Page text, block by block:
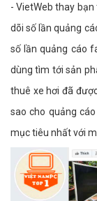
- VietWeb thay
dõi số lần quảng
số lần quảng cáo
dùng tìm tới sản
thuê xe hơi đã
sao cho quảng
mục tiêu nhất với